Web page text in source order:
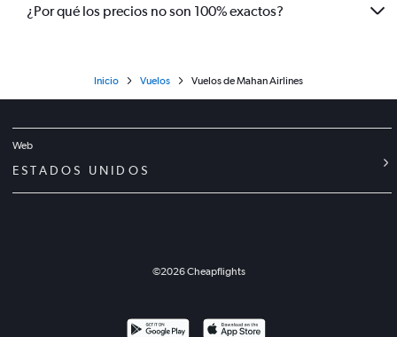
¿Por qué los precios no son 100% exactos?
Inicio Vuelos Vuelos de Mahan Airlines
Web
ESTADOS UNIDOS
©2026Cheapflights